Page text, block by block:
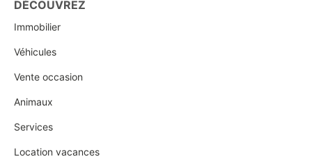
DÉCOUVREZ
Immobilier
Véhicules
Vente occasion
Animaux
Services
Location vacances